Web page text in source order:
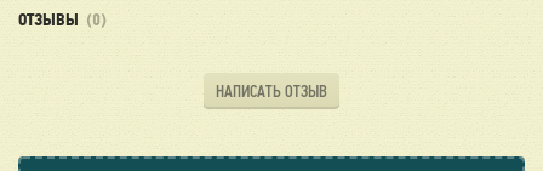
ОТЗЫВЫ (0)
НАПИСАТЬ ОТЗЫВ